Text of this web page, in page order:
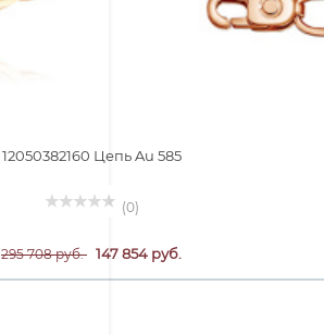
12050382160 Цепь Au 585
(0)
295 708 руб. 147 854 руб.